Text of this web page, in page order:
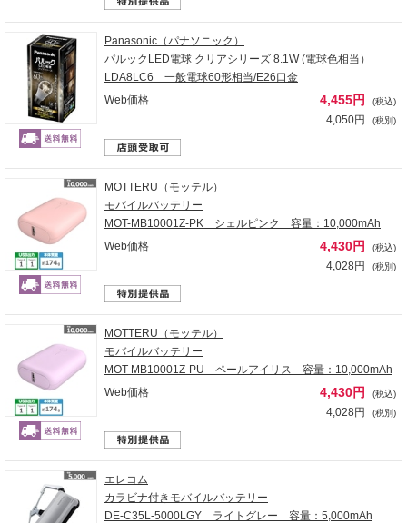
Panasonic（パナソニック）
パルックLED電球 クリアシリーズ 8.1W (電球色相当）
LDA8LC6 一般電球60形相当/E26口金
Web価格
4,455円 (税込)
4,050円 (税別)
MOTTERU（モッテル）
モバイルバッテリー
MOT-MB10001Z-PK シェルピンク 容量：10,000mAh
Web価格
4,430円 (税込)
4,028円 (税別)
MOTTERU（モッテル）
モバイルバッテリー
MOT-MB10001Z-PU ペールアイリス 容量：10,000mAh
Web価格
4,430円 (税込)
4,028円 (税別)
エレコム
カラビナ付きモバイルバッテリー
DE-C35L-5000LGY ライトグレー 容量：5,000mAh